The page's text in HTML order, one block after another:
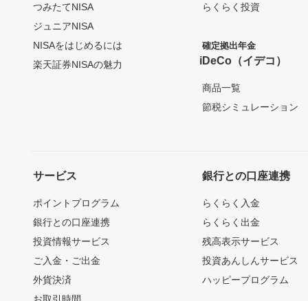
つみたてNISA
ジュニアNISA
NISAをはじめるには
楽天証券NISAの魅力
らくらく投資
確定拠出年金
iDeCo（イデコ）
商品一覧
節税シミュレーション
サービス
ポイントプログラム
銀行との口座連携
投資情報サービス
ご入金・ご出金
外貨決済
お取引時間
銀行との口座連携
らくらく入金
らくらく出金
残高表示サービス
投資あんしんサービス
ハッピープログラム